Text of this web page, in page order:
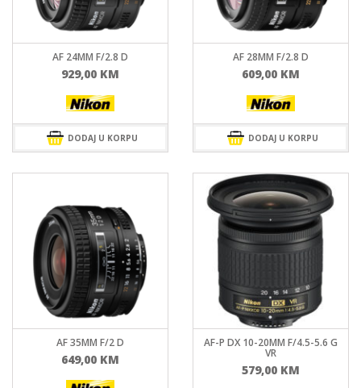
AF 24MM F/2.8 D
929,00 KM
DODAJ U KORPU
AF 28MM F/2.8 D
609,00 KM
DODAJ U KORPU
AF 35MM F/2 D
649,00 KM
AF-P DX 10-20MM F/4.5-5.6 G
VR
579,00 KM